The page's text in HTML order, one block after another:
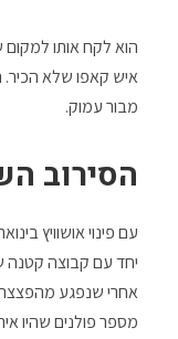
הוא לקח אותו למקום
איש קאפו שלא
מבור עמוק.
הסירוב
יחד עם קבוצה קטנה
אחרי שנפגע
מספר פולנים שהיו